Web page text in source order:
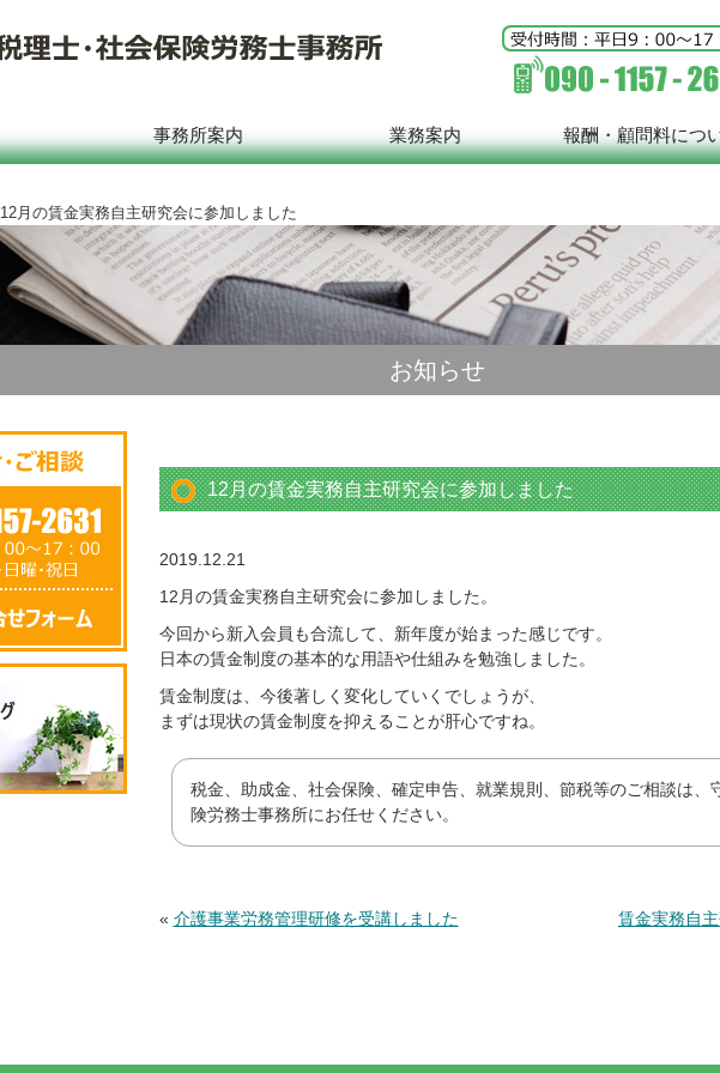
事務所案内 業務案内 報酬・顧問料につ
12月の賃金実務自主研究会に参加しました
お知らせ
12月の賃金実務自主研究会に参加しました
2019.12.21
12月の賃金実務自主研究会に参加しました。
今回から新入会員も合流して、新年度が始まった感じです。
日本の賃金制度の基本的な用語や仕組みを勉強しました。
賃金制度は、今後著しく変化していくでしょうが、
まずは現状の賃金制度を抑えることが肝心ですね。
税金、助成金、社会保険、確定申告、就業規則、節税等のご相談は、
険労務士事務所にお任せください。
賃金実務自
« 介護事業労務管理研修を受講しました